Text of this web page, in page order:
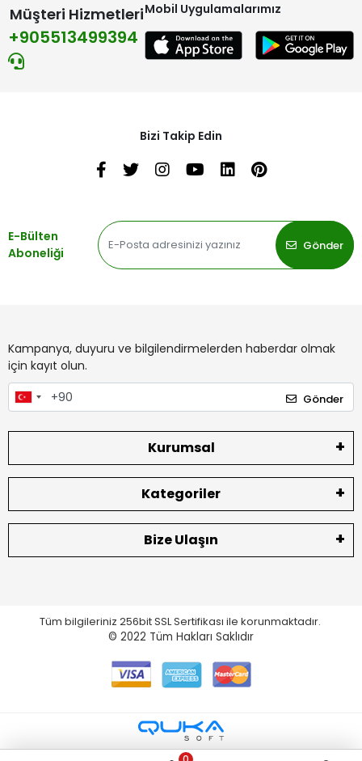
Müşteri Hizmetleri
+905513499394
Mobil Uygulamalarımız
Bizi Takip Edin
E-Bülten
Aboneliği
Gönder
Kampanya, duyuru ve bilgilendirmelerden haberdar olmak
için kayıt olun.
Gönder
Kurumsal
Kategoriler
Bize Ulaşın
Tüm bilgileriniz 256bit SSL Sertifikası ile korunmaktadır.
© 2022 Tüm Hakları Saklıdır